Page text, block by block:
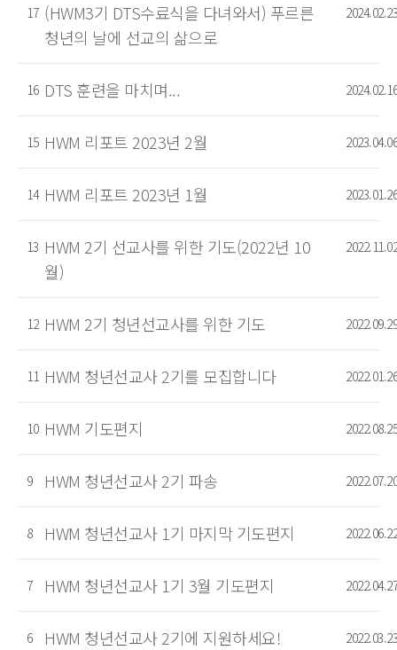
17 (HWM3기 DTS수료식을 다녀와서) 푸르른
청년의 날에 선교의 삶으로
2024.02.23
16 DTS 훈련을 마치며... 2024.02.16
15 HWM 리포트 2023년 2월 2023.04.06
14 HWM 리포트 2023년 1월 2023.01.26
13 HWM 2기 선교사를 위한 기도(2022년 10
월)
2022.11.02
12 HWM 2기 청년선교사를 위한 기도 2022.09.29
11 HWM 청년선교사 2기를 모집합니다 2022.01.26
10 HWM 기도편지 2022.08.25
9 HWM 청년선교사 2기 파송 2022.07.20
8 HWM 청년선교사 1기 마지막 기도편지 2022.06.22
7 HWM 청년선교사 1기 3월 기도편지 2022.04.27
6 HWM 청년선교사 2기에 지원하세요! 2022.03.23